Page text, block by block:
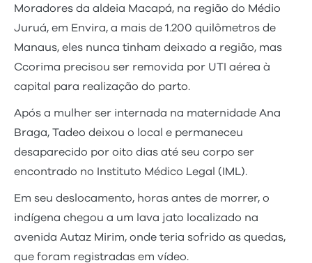
Moradores da aldeia Macapá, na região do Médio
Juruá, em Envira, a mais de 1.200 quilômetros de
Manaus, eles nunca tinham deixado a região, mas
Ccorima precisou ser removida por UTI aérea à
capital para realização do parto.
Após a mulher ser internada na maternidade Ana
Braga, Tadeo deixou o local e permaneceu
desaparecido por oito dias até seu corpo ser
encontrado no Instituto Médico Legal (IML).
Em seu deslocamento, horas antes de morrer, o
indígena chegou a um lava jato localizado na
avenida Autaz Mirim, onde teria sofrido as quedas,
que foram registradas em vídeo.